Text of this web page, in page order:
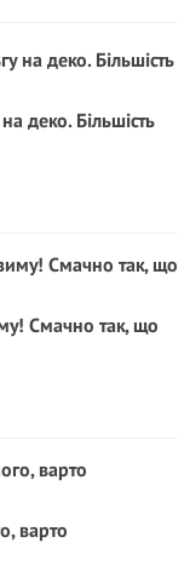
деко. Більшість
Смачно так, що
варто